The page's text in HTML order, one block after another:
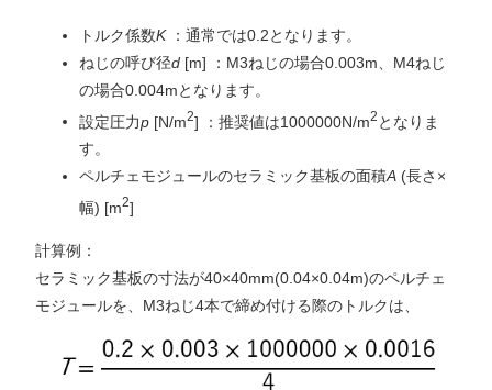
トルク係数K：通常では0.2となります。
ねじの呼び径d [m] ：M3ねじの場合0.003m、M4ねじ
の場合0.004mとなります。
設定圧力p [N/m2] ：推奨値は1000000N/m2 となりま
す。
ペルチェモジュールのセラミック基板の面積A (長さ×
幅) [m2]
計算例：
セラミック基板の寸法が40×40mm(0.04×0.04m)のペルチェ
モジュールを、M3ねじ4本で締め付ける際のトルクは、